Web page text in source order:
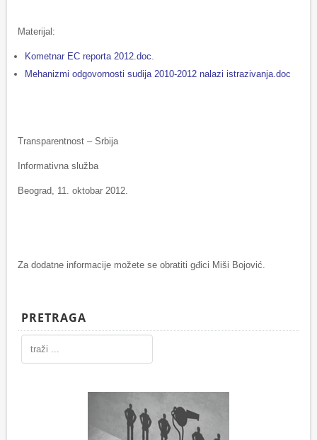
Materijal:
Kometnar EC reporta 2012.doc.
Mehanizmi odgovornosti sudija 2010-2012 nalazi istrazivanja.doc
Transparentnost – Srbija
Informativna služba
Beograd, 11. oktobar 2012.
Za dodatne informacije možete se obratiti gđici Miši Bojović.
PRETRAGA